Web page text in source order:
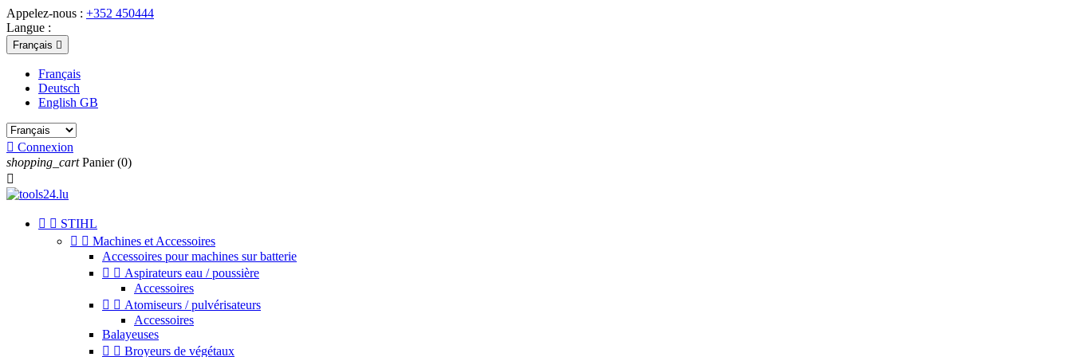
Appelez-nous : +352 450444
Langue :
Français 
Français
Deutsch
English GB
 Connexion
shopping_cart Panier (0)

  STIHL
  Machines et Accessoires
Accessoires pour machines sur batterie
  Aspirateurs eau / poussière
Accessoires
  Atomiseurs / pulvérisateurs
Accessoires
Balayeuses
  Broyeurs de végétaux